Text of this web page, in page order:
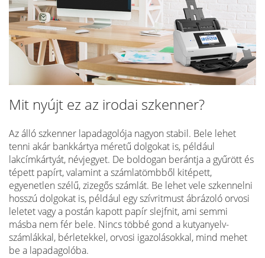
Mit nyújt ez az irodai szkenner?
Az álló szkenner lapadagolója nagyon stabil. Bele lehet
tenni akár bankkártya méretű dolgokat is, például
lakcímkártyát, névjegyet. De boldogan berántja a gyűrött és
tépett papírt, valamint a számlatömbből kitépett,
egyenetlen szélű, zizegős számlát. Be lehet vele szkennelni
hosszú dolgokat is, például egy szívritmust ábrázoló orvosi
leletet vagy a postán kapott papír slejfnit, ami semmi
másba nem fér bele. Nincs többé gond a kutyanyelv-
számlákkal, bérletekkel, orvosi igazolásokkal, mind mehet
be a lapadagolóba.